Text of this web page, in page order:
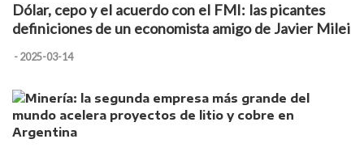
Dólar, cepo y el acuerdo con el FMI: las picantes
definiciones de un economista amigo de Javier Milei
- 2025-03-14